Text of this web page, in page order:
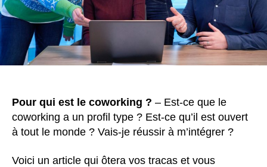
Pour qui est le coworking ? – Est-ce que le
coworking a un profil type ? Est-ce qu’il est ouvert
à tout le monde ? Vais-je réussir à m’intégrer ?
Voici un article qui ôtera vos tracas et vous